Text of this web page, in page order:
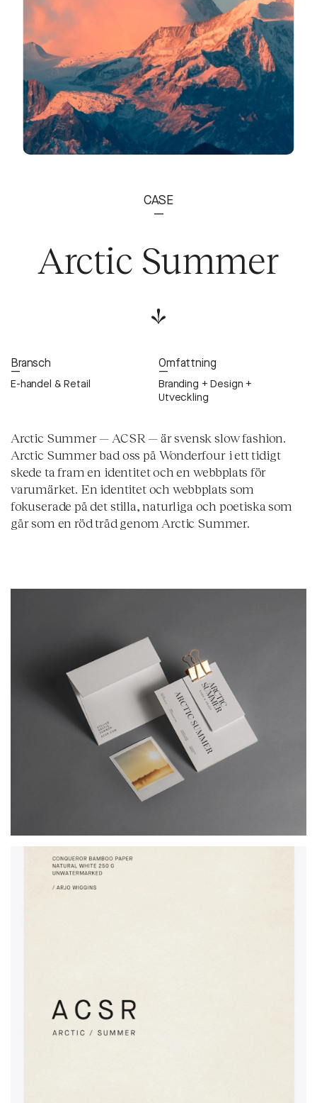
CASE
—
Arctic Summer
Bransch
—
E-handel & Retail
Omfattning
—
Branding + Design +
Utveckling
Arctic Summer — ACSR — är svensk slow fashion.
Arctic Summer bad oss på Wonderfour i ett tidigt
skede ta fram en identitet och en webbplats för
varumärket. En identitet och webbplats som
fokuserade på det stilla, naturliga och poetiska som
går som en röd tråd genom Arctic Summer.